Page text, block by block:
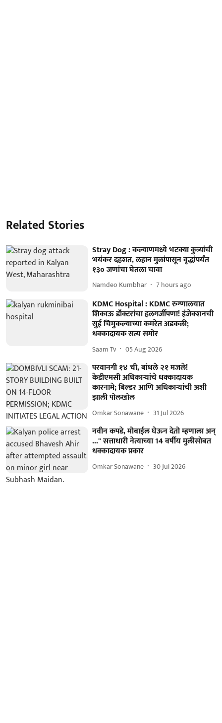
Related Stories
Stray Dog : कल्याणमध्ये भटक्या कुत्र्यांची
भयंकर दहशत, लहान मुलांपासून वृद्धांपर्यंत
१३० जणांचा घेतला चावा
Namdeo Kumbhar 7 hours ago
KDMC Hospital : KDMC रुग्णालयात
शिकाऊ डॉक्टरांचा हलगर्जीपणा! इंजेक्शनची
सुई चिमुकल्याच्या कमरेत अडकली;
धक्कादायक सत्य समोर
Saam Tv 05 Aug 2026
परवानगी १४ ची, बांधले २१ मजले!
केडीएमसी अधिकाऱ्यांचे धक्कादायक
कारनामे; बिल्डर आणि अधिकाऱ्यांची अशी
झाली पोलखोल
Omkar Sonawane 31 Jul 2026
नवीन कपडे, मोबाईल घेऊन देतो म्हणाला अन्
..." सत्ताधारी नेत्याच्या 14 वर्षीय मुलीसोबत
धक्कादायक प्रकार
Omkar Sonawane 30 Jul 2026